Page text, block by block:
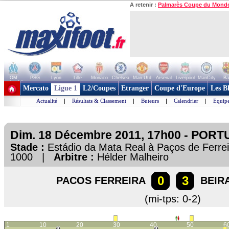
A retenir : Palmarès Coupe du
OM PSG Lyon Lille Monaco Chelsea Man Utd Arsenal Liverpool ManCity
+ de clubs
Mercato Ligue 1 L2/Coupes Etranger Coupe d'Europe Les
Actualité | Résultats & Classement | Buteurs | Calendrier |
Dim. 18 Décembre 2011, 17h00 -
Stade : Estádio da Mata Real à Paços de
1000 | Arbitre : Hélder Malheiro
PACOS FERREIRA 0 3
(mi-tps: 0-2)
1 10 20 30 40 50